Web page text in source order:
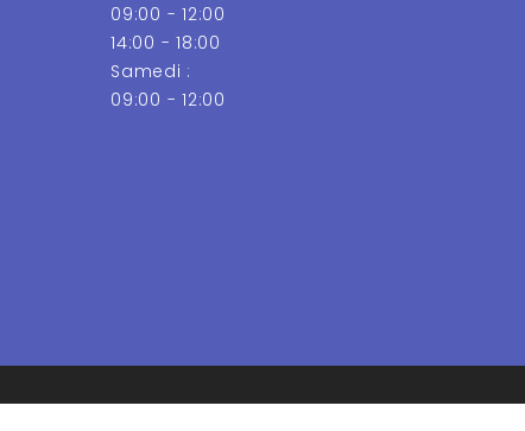
09:00 - 12:00
14:00 - 18:00
Samedi :
09:00 - 12:00